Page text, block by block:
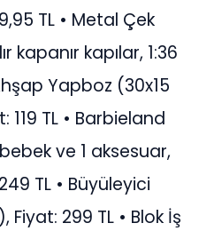
TL • Metal Çek
kapanır kapılar, 1:36
Yapboz (30x15
TL • Barbieland
ve 1 aksesuar,
TL • Büyüleyici
299 TL • Blok İş